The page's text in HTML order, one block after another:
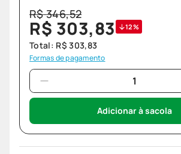
R$346,52
R$ 303,83 12%
Total: R$ 303,83
Formas de pagamento
Adicionar à sacola